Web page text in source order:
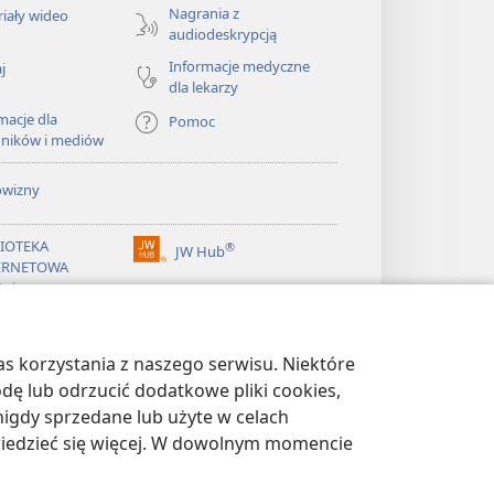
korzystania z naszego serwisu. Niektóre
lub odrzucić dodatkowe pliki cookies,
sprzedane lub użyte w celach
się więcej. W dowolnym momencie
wideo
Nagrania z
audiodeskrypcją
Informacje medyczne
dla lekarzy
dla
i mediów
Pomoc
JW Hub®
(opens
new